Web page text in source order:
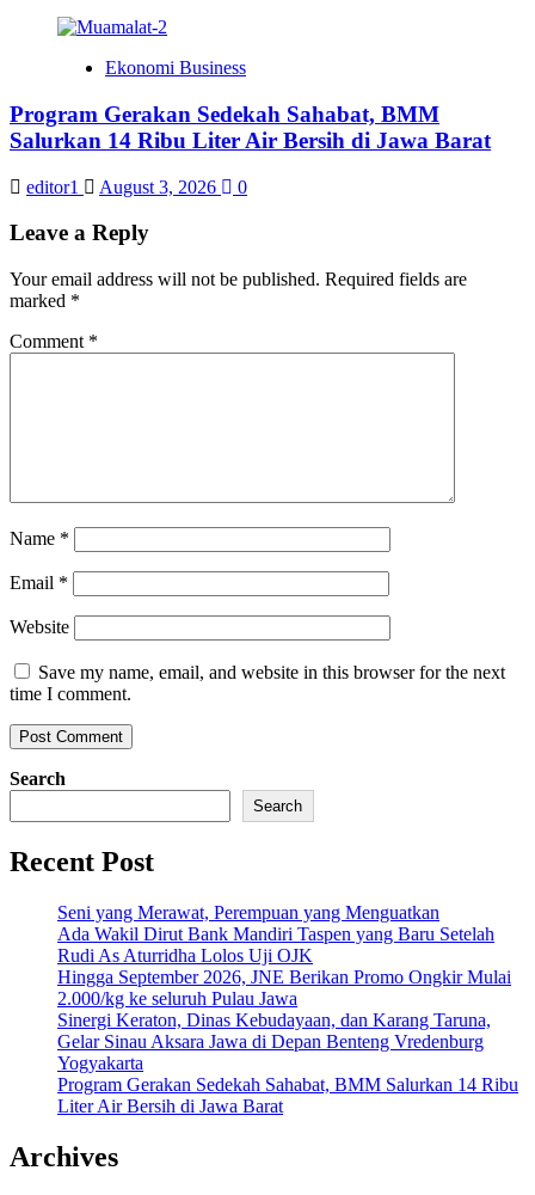
Ekonomi Business
Program Gerakan Sedekah Sahabat, BMM
Salurkan 14 Ribu Liter Air Bersih di Jawa Barat
editor1 August 3, 2026 0
Leave a Reply
Your email address will not be published. Required fields are
marked *
Comment *
Name *
Email *
Website
Save my name, email, and website in this browser for the next
time I comment.
Search
Search
Recent Post
Seni yang Merawat, Perempuan yang Menguatkan
Ada Wakil Dirut Bank Mandiri Taspen yang Baru Setelah
Rudi As Aturridha Lolos Uji OJK
Hingga September 2026, JNE Berikan Promo Ongkir Mulai
2.000/kg ke seluruh Pulau Jawa
Sinergi Keraton, Dinas Kebudayaan, dan Karang Taruna,
Gelar Sinau Aksara Jawa di Depan Benteng Vredenburg
Yogyakarta
Program Gerakan Sedekah Sahabat, BMM Salurkan 14 Ribu
Liter Air Bersih di Jawa Barat
Archives